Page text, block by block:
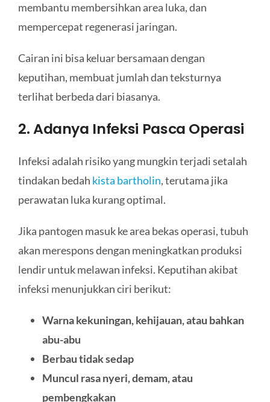
membantu membersihkan area luka, dan
mempercepat regenerasi jaringan.
Cairan ini bisa keluar bersamaan dengan
keputihan, membuat jumlah dan teksturnya
terlihat berbeda dari biasanya.
2. Adanya Infeksi Pasca Operasi
Infeksi adalah risiko yang mungkin terjadi setalah
tindakan bedah kista bartholin, terutama jika
perawatan luka kurang optimal.
Jika pantogen masuk ke area bekas operasi, tubuh
akan merespons dengan meningkatkan produksi
lendir untuk melawan infeksi. Keputihan akibat
infeksi menunjukkan ciri berikut:
Warna kekuningan, kehijauan, atau bahkan
abu-abu
Berbau tidak sedap
Muncul rasa nyeri, demam, atau
pembengkakan